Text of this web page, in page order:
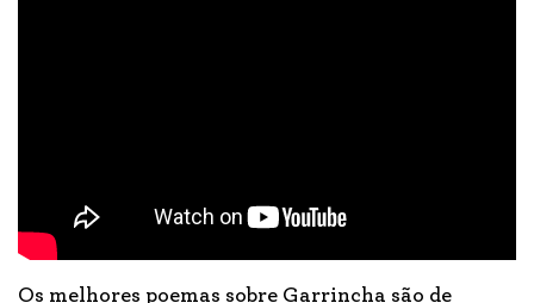
Os melhores poemas sobre Garrincha são de